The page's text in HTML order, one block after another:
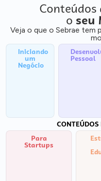
Conteúdos
o seu
Veja o que o Sebrae tem
Iniciando
um
Negócio
Pessoal
CONTEÚDOS
Para
Startups